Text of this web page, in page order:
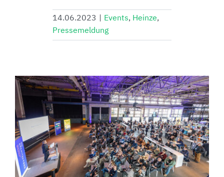
14.06.2023 Events, Heinze,
Pressemeldung